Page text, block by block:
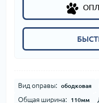
Вид оправы: ободковая
Общая ширина: 110мм